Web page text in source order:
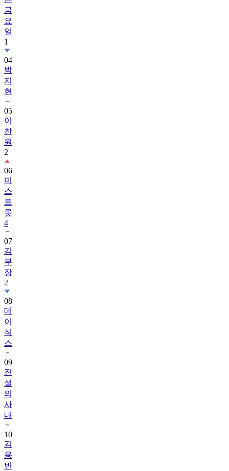
금
요
일
1
04
박
지
현
05
이
찬
원
2
06
미
스
트
롯
4
07
김
부
장
2
08
데
이
식
스
09
전
설
의
사
내
10
김
용
빈